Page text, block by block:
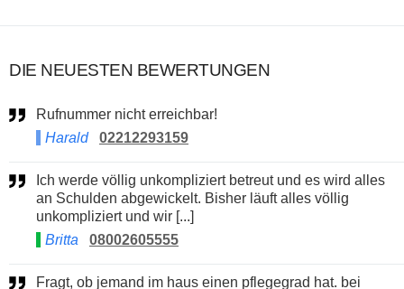
DIE NEUESTEN BEWERTUNGEN
Rufnummer nicht erreichbar!
Harald
02212293159
an Schulden abgewickelt. Bisher läuft alles völlig
unkompliziert und wir [...]
Britta
08002605555
Fragt, ob jemand im haus einen pflegegrad hat. bei